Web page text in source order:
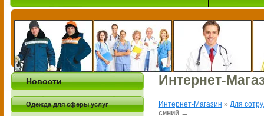
Новости
Одежда для сферы услуг
Интернет-
Интернет-Магазин » Для
синий →